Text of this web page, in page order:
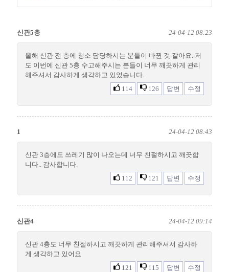
신관5층 24-04-12 08:23
올해 신관 전 층에 청소 담당하시는 분들이 바뀐 것 같아요. 저
도 이번에 신관 5층 수고해주시는 분들이 너무 깨끗하게 관리
해주셔서 감사하게 생각하고 있었습니다.
114
126 답변 수정
1 24-04-12 08:43
신관 3층에도 쓰레기 많이 나오는데 너무 친절하시고 깨끗합
니다.. 감사합니다.
112
121 답변 수정
신관4 24-04-12 09:14
신관 4층도 너무 친절하시고 깨끗하게 관리해주셔서 감사하
게 생각하고 있어요
121
115 답변 수정